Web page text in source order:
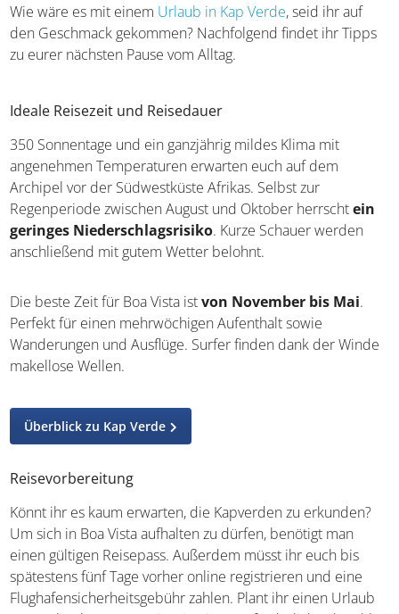
Wie wäre es mit einem Urlaub in Kap Verde, seid ihr auf
den Geschmack gekommen? Nachfolgend findet ihr Tipps
zu eurer nächsten Pause vom Alltag.
Ideale Reisezeit und Reisedauer
350 Sonnentage und ein ganzjährig mildes Klima mit
angenehmen Temperaturen erwarten euch auf dem
Archipel vor der Südwestküste Afrikas. Selbst zur
Regenperiode zwischen August und Oktober herrschtein
geringes Niederschlagsrisiko. Kurze Schauer werden
anschließend mit gutem Wetter belohnt.
Die beste Zeit für Boa Vista istvon November bis Mai.
Perfekt für einen mehrwöchigen Aufenthalt sowie
Wanderungen und Ausflüge. Surfer finden dank der Winde
makellose Wellen.
Überblick zu Kap Verde
Reisevorbereitung
Könnt ihr es kaum erwarten, die Kapverden zu erkunden?
Um sich in Boa Vista aufhalten zu dürfen, benötigt man
einen gültigen Reisepass. Außerdem müsst ihr euch bis
spätestens fünf Tage vorher online registrieren und eine
Flughafensicherheitsgebühr zahlen. Plant ihr einen Urlaub